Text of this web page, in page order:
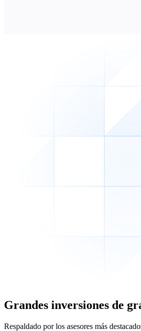
Grandes inversiones de
Respaldado por los asesores más